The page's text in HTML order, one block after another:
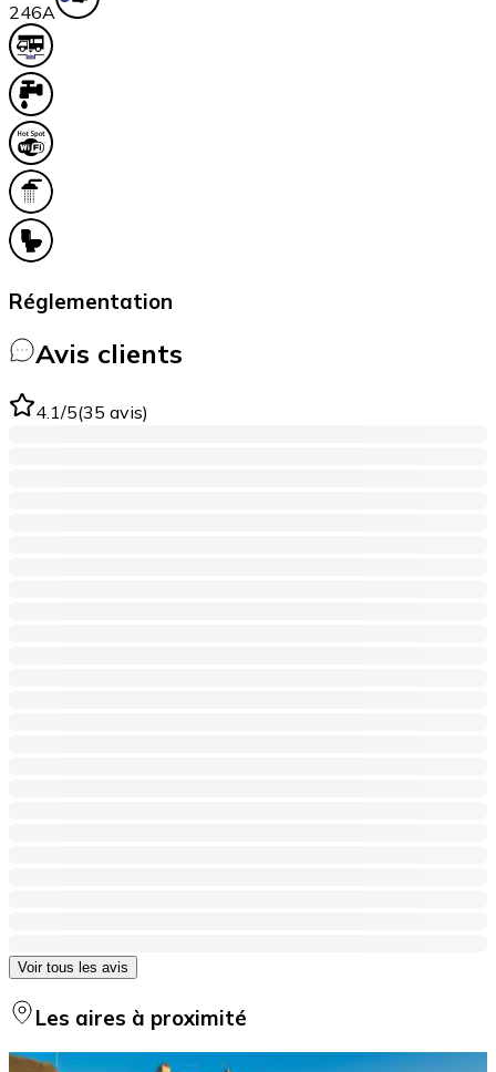
246A
Réglementation
Avis clients
4.1/5(35 avis)
Voir tous les avis
Les aires à proximité